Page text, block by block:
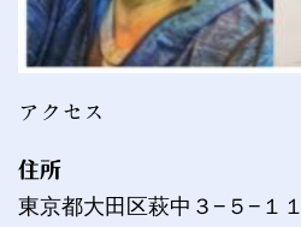
アクセス
住所
東京都大田区萩中３−５−１１